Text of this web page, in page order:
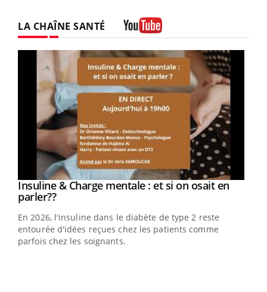
LA CHAÎNE SANTÉ
Youtube
Insuline & Charge mentale : et si on osait en
parler??Youtube
En 2026, l'insuline dans le diabète de type 2 reste
entourée d'idées reçues chez les patients comme
parfois chez les soignants.
Youtube
Eczéma Chronique des Mains : se préparer
pour l’été ! Youtube
L'été arrive… et avec lui, un tout nouveau rythme de vie !
Vacances, plage, piscine, soleil, activités en plein air…
Nos mains sont ...